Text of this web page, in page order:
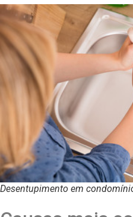
Desentupimento em